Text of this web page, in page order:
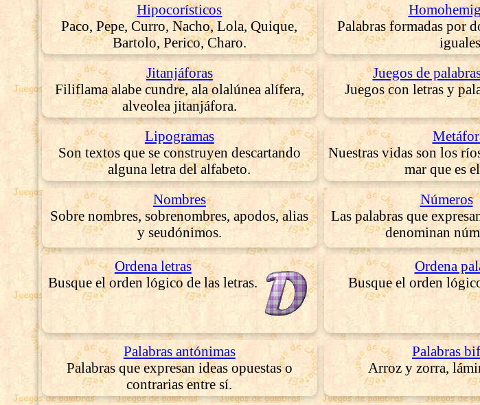
Hipocorísticos
Paco, Pepe, Curro, Nacho, Lola, Quique,
Bartolo, Perico, Charo.
Palabras formadas por
Jitanjáforas
Filiflama alabe cundre, ala olalúnea alífera,
alveolea jitanjáfora.
Juegos de
Juegos con letras y
Lipogramas
Son textos que se construyen descartando
alguna letra del alfabeto.
Nuestras vidas son los
mar que es
Nombres
Sobre nombres, sobrenombres, apodos, alias
y seudónimos.
Números
Las palabras que
denominan
Ordena letras
Busque el orden lógico de las letras.
Ordena
Busque el orden
Palabras antónimas
Palabras que expresan ideas opuestas o
contrarias entre sí.
Palabras
Arroz y zorra,